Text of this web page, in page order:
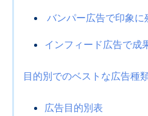
バンパー広告で印象に
インフィード広告で成
目的別でのベストな広告種
広告目的別表